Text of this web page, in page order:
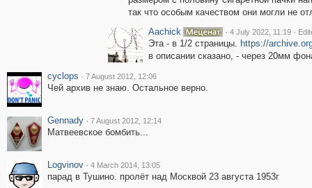
так что особым качеством они могли не
Aachick
· 4 July 2022, 11:19 ·
Эта - в 1/2 страницы. https://
в описании сказано, - через 20мм
cyclops · 7 August 2012, 12:06
Чей архив не знаю. Остальное верно.
Gennady · 7 August 2012, 12:14
Матвеевское бомбить...
Logvinov · 4 March 2014, 13:05
парад в Тушино. пролёт над Москвой 23 августа 1953г